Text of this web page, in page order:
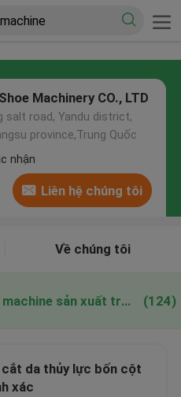
Machinery CO., LTD
salt road, Yandu district,
province,Trung Quốc
nhận
Liên hệ chúng tôi
Về chúng tôi
leather cutting press machine sản xuất trực tuyến (124)
cắt da thủy lực bốn cột
xác